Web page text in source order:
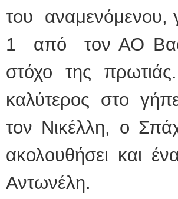
του αναμενόμενου,
1 από τον ΑΟ
στόχο της
καλύτερος στο
τον Νικέλλη, ο
ακολουθήσει και
Αντωνέλη.